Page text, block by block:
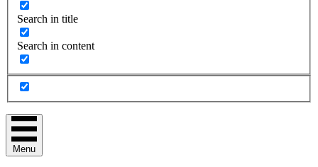
Search in title
Search in content
Menu